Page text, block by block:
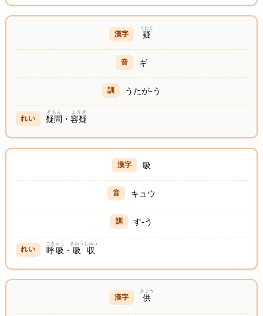
疑
うたぐ
ギ
うたが-う
疑問
ぎもん
・容疑
ようぎ
吸
キュウ
す-う
呼吸
こきゅう
・ 吸収
きゅうしゅう
供
きょう